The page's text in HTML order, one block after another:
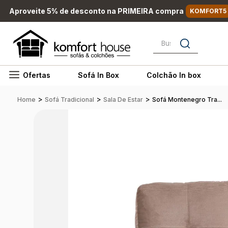
Aproveite 5% de desconto na PRIMEIRA compra KOMFORT5
Busque por nome,
Ofertas Sofá In Box Colchão In box
Home > Sofá Tradicional > Sala De Estar > Sofá Montenegro Tra...